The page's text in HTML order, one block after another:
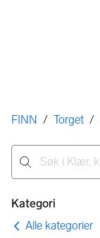
Her er du
FINN / Torget /
Filtre
Kategori
Alle kategorier